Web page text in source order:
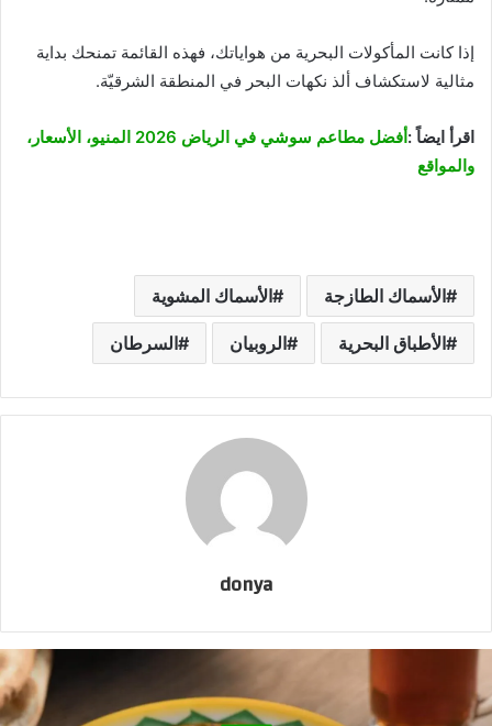
إذا كانت المأكولات البحرية من هواياتك، فهذه القائمة تمنحك بداية
مثالية لاستكشاف ألذ نكهات البحر في المنطقة الشرقيّة.
اقرأ ايضاً :
أفضل مطاعم سوشي في الرياض 2026 المنيو، الأسعار،
والمواقع
الأسماك الطازجة الأسماك المشوية
الأطباق البحرية الروبيان السرطان
donya